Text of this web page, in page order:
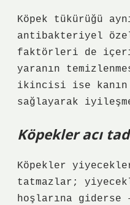
Köpek tükürüğü
antibakteriyel
faktörleri de
yaranın
ikincisi ise kanın
sağlayarak
Köpekler acı
Köpekler
tatmazlar;
hoşlarına giderse